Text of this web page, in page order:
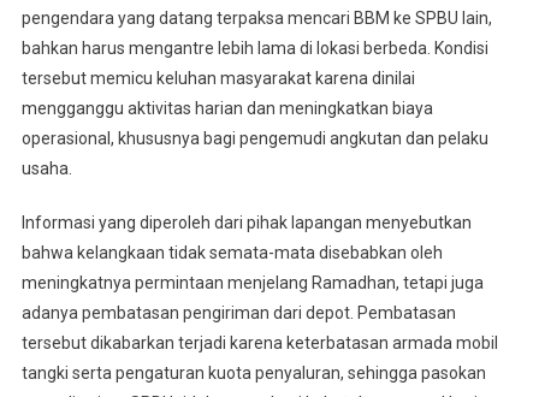
pengendara yang datang terpaksa mencari BBM ke SPBU lain,
bahkan harus mengantre lebih lama di lokasi berbeda. Kondisi
tersebut memicu keluhan masyarakat karena dinilai
mengganggu aktivitas harian dan meningkatkan biaya
operasional, khususnya bagi pengemudi angkutan dan pelaku
usaha.
Informasi yang diperoleh dari pihak lapangan menyebutkan
bahwa kelangkaan tidak semata-mata disebabkan oleh
meningkatnya permintaan menjelang Ramadhan, tetapi juga
adanya pembatasan pengiriman dari depot. Pembatasan
tersebut dikabarkan terjadi karena keterbatasan armada mobil
tangki serta pengaturan kuota penyaluran, sehingga pasokan